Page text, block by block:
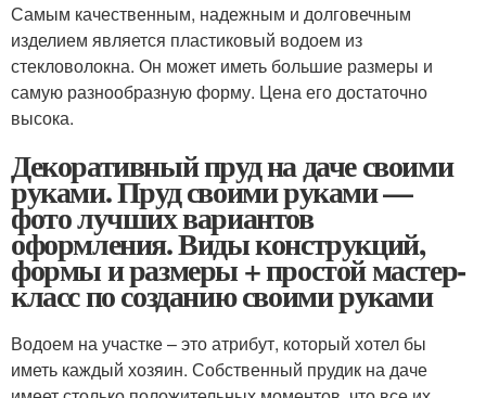
Самым качественным, надежным и долговечным
изделием является пластиковый водоем из
стекловолокна. Он может иметь большие размеры и
самую разнообразную форму. Цена его достаточно
высока.
Декоративный пруд на даче своими
руками. Пруд своими руками —
фото лучших вариантов
оформления. Виды конструкций,
формы и размеры + простой мастер-
класс по созданию своими руками
Водоем на участке – это атрибут, который хотел бы
иметь каждый хозяин. Собственный прудик на даче